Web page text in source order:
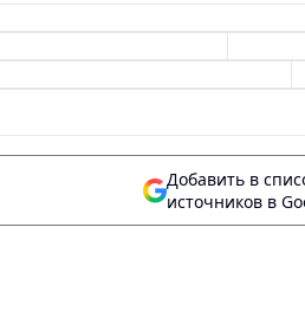
Добавить в
источников в